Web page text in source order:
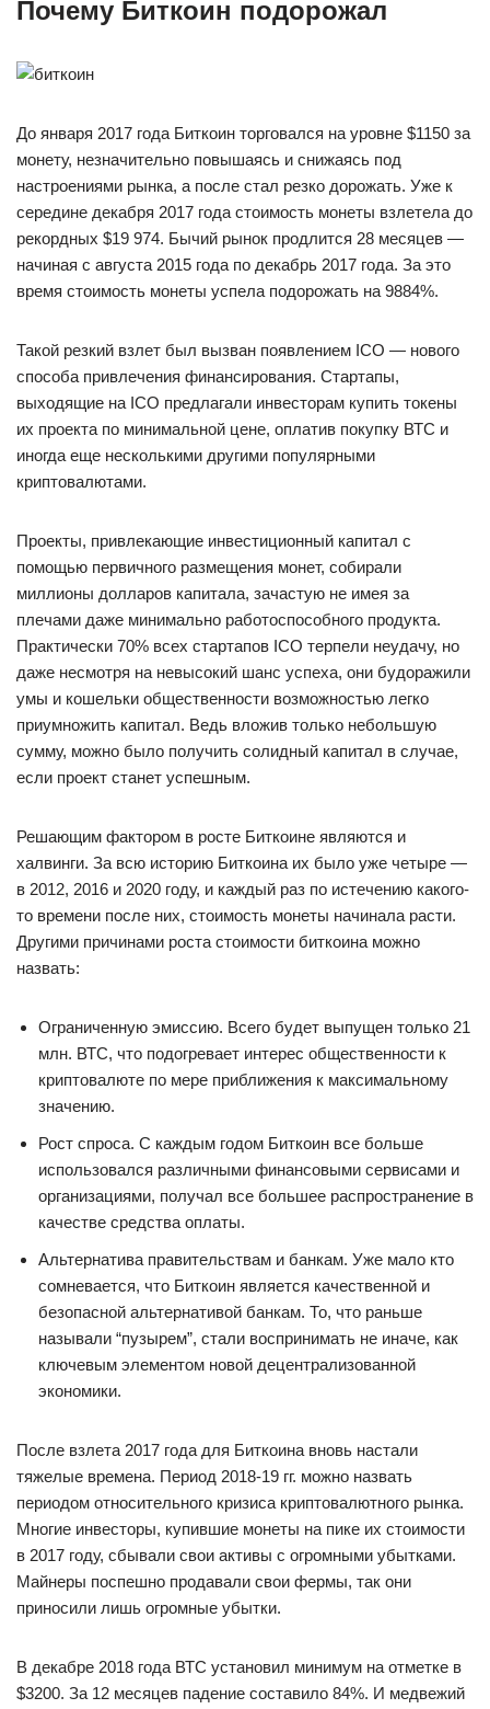
Почему Биткоин подорожал
До января 2017 года Биткоин торговался на уровне $1150 за
монету, незначительно повышаясь и снижаясь под
настроениями рынка, а после стал резко дорожать. Уже к
середине декабря 2017 года стоимость монеты взлетела до
рекордных $19 974. Бычий рынок продлится 28 месяцев —
начиная с августа 2015 года по декабрь 2017 года. За это
время стоимость монеты успела подорожать на 9884%.
Такой резкий взлет был вызван появлением ICO — нового
способа привлечения финансирования. Стартапы,
выходящие на ICO предлагали инвесторам купить токены
их проекта по минимальной цене, оплатив покупку ВТС и
иногда еще несколькими другими популярными
криптовалютами.
Проекты, привлекающие инвестиционный капитал с
помощью первичного размещения монет, собирали
миллионы долларов капитала, зачастую не имея за
плечами даже минимально работоспособного продукта.
Практически 70% всех стартапов ICO терпели неудачу, но
даже несмотря на невысокий шанс успеха, они будоражили
умы и кошельки общественности возможностью легко
приумножить капитал. Ведь вложив только небольшую
сумму, можно было получить солидный капитал в случае,
если проект станет успешным.
Решающим фактором в росте Биткоине являются и
халвинги. За всю историю Биткоина их было уже четыре —
в 2012, 2016 и 2020 году, и каждый раз по истечению какого-
то времени после них, стоимость монеты начинала расти.
Другими причинами роста стоимости биткоина можно
назвать:
Ограниченную эмиссию. Всего будет выпущен только 21
млн. ВТС, что подогревает интерес общественности к
криптовалюте по мере приближения к максимальному
значению.
Рост спроса. С каждым годом Биткоин все больше
использовался различными финансовыми сервисами и
организациями, получал все большее распространение в
качестве средства оплаты.
Альтернатива правительствам и банкам. Уже мало кто
сомневается, что Биткоин является качественной и
безопасной альтернативой банкам. То, что раньше
называли “пузырем”, стали воспринимать не иначе, как
ключевым элементом новой децентрализованной
экономики.
После взлета 2017 года для Биткоина вновь настали
тяжелые времена. Период 2018-19 гг. можно назвать
периодом относительного кризиса криптовалютного рынка.
Многие инвесторы, купившие монеты на пике их стоимости
в 2017 году, сбывали свои активы с огромными убытками.
Майнеры поспешно продавали свои фермы, так они
приносили лишь огромные убытки.
В декабре 2018 года ВТС установил минимум на отметке в
$3200. За 12 месяцев падение составило 84%. И медвежий